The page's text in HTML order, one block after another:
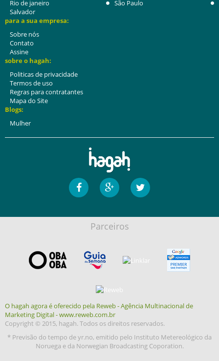
Rio de janeiro
São Paulo
Salvador
para a sua empresa:
Sobre nós
Contato
Assine
sobre o hagah:
Politicas de privacidade
Termos de uso
Regras para contratantes
Mapa do Site
Blogs:
Mulher
Parceiros
O hagah agora é oferecido pela Reweb - Agência Multinacional de
Marketing Digital - www.reweb.com.br
Copyright © 2015, hagah. Todos os direitos reservados.
* Previsão do tempo de yr.no, emitido pelo Instituto Metereológico da
Noruega e da Norwegian Broadcasting Coporation.